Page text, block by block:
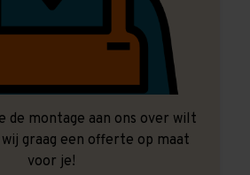
de montage aan ons over wilt
graag een offerte op maat
voor je!